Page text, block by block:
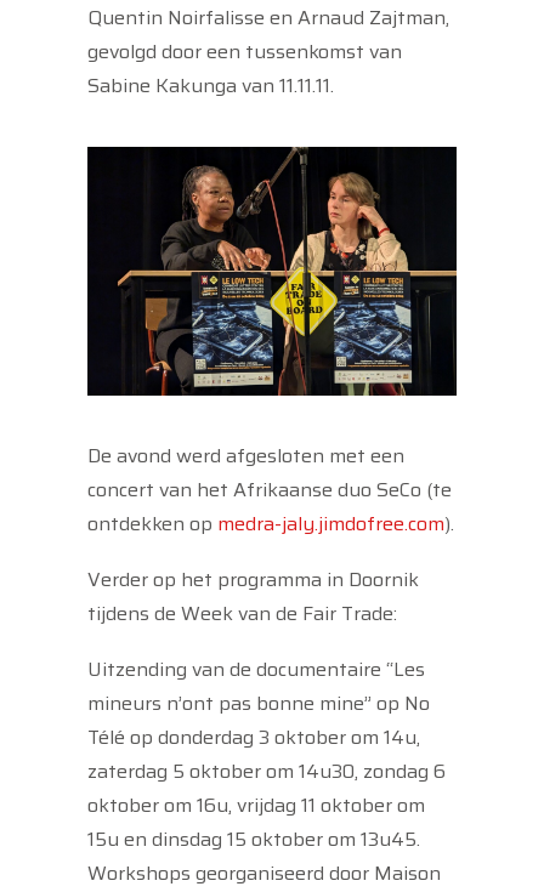
Quentin Noirfalisse en Arnaud Zajtman,
gevolgd door een tussenkomst van
Sabine Kakunga van 11.11.11.
De avond werd afgesloten met een
concert van het Afrikaanse duo SeCo (te
ontdekken op medra-jaly.jimdofree.com).
Verder op het programma in Doornik
tijdens de Week van de Fair Trade:
Uitzending van de documentaire “Les
mineurs n’ont pas bonne mine” op No
Télé op donderdag 3 oktober om 14u,
zaterdag 5 oktober om 14u30, zondag 6
oktober om 16u, vrijdag 11 oktober om
15u en dinsdag 15 oktober om 13u45.
Workshops georganiseerd door Maison